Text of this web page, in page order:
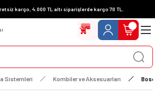
kargo, 4.000 TL altı siparişlerde kargo 70 TL.
Sistemleri Kombiler ve Aksesuarları